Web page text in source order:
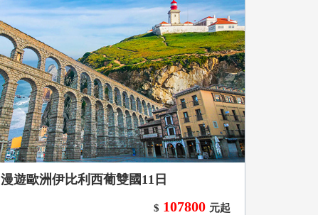
漫遊歐洲伊比利西葡雙國11日
$ 107800 元起